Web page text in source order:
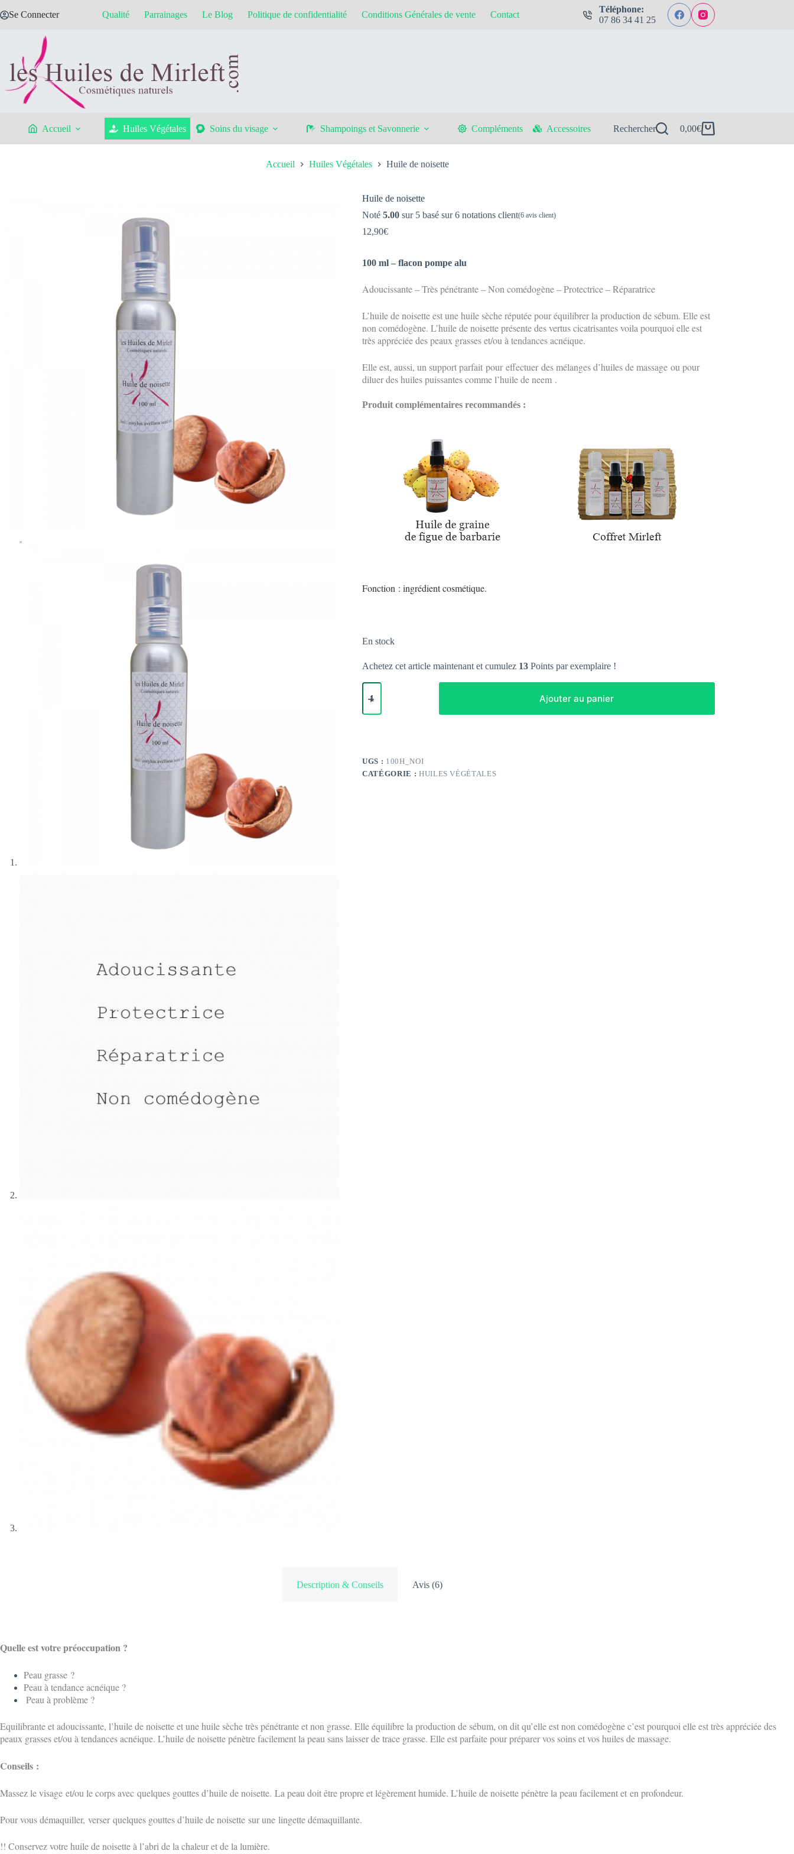
auSe Connecter Qualité Parrainages Le Blog Politique de confidentialité Conditions Générales de vente Contact
Téléphone:
07 86 34 41 25
Accueil Huiles Végétales Soins du visage Shampoings et Savonnerie Compléments Accessoires Rechercher
Panier
d’achat
0,00€
Accueil Huiles Végétales Huile de noisette
Huile de noisette
Noté5.00 sur 5 basé sur6 notations client(6 avis client)
12,90€
100 ml – flacon pompe alu
Adoucissante – Très pénétrante –Non comédogène–Protectrice – Réparatrice
L’huile de noisette estune huile sècheréputée pouréquilibrerla production de sébum. Elle est
non comédogène. L’huile de noisette présente des vertus cicatrisantes voila pourquoi elle est
très appréciéedes peaux grasses et/ou à tendances acnéique.
Elle est, aussi, un support parfait pour effectuer des mélanges d’huiles de massage ou pour
diluer des huiles puissantes comme l’huile de neem .
Produit complémentaires recommandés :
Fonction : ingrédient cosmétique.
En stock
Achetez cet article maintenant et cumulez 13 Points par exemplaire !
quantité
de
de
Ajouter au panier
UGS : 100H_NOI
CATÉGORIE : HUILES VÉGÉTALES
Description & Conseils Avis (6)
Quelle est votre préoccupation ?
Peau grasse ?
Peau à tendance acnéique ?
Peau à problème ?
Equilibrante et adoucissante, l’huile de noisette et une huile sèche très pénétrante et non grasse. Elle équilibre la production de sébum, on dit qu’elle est non comédogène c’est pourquoi elle est très appréciée des
peaux grasses et/ou à tendances acnéique. L’huile de noisette pénètre facilement la peau sans laisser de trace grasse. Elle est parfaite pour préparer vos soins et vos huiles de massage.
Conseils :
Massez le visage et/ou le corps avec quelques gouttes d’huile de noisette. La peau doit être propre et légèrement humide. L’huile de noisette pénètre la peau facilement et en profondeur.
Pour vous démaquiller, verser quelques gouttes d’huile denoisette sur une lingette démaquillante.
!! Conservez votre huile de noisette à l’abri de la chaleur et de la lumière.